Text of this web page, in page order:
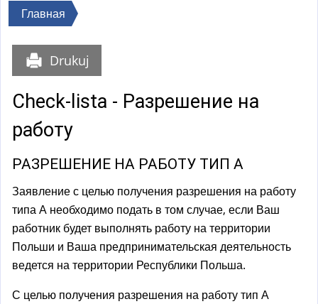
Часто задаваемые вопросы
я
ы
л
к
а
)
ВыГлавная
Drukuj
Check-lista - Разрешение на
работу
РАЗРЕШЕНИЕ НА РАБОТУ ТИП А
Заявление с целью получения разрешения на работу
типа А необходимо подать в том случае, если Ваш
работник будет выполнять работу на территории
Польши и Ваша предпринимательская деятельность
ведется на территории Республики Польша.
С целью получения разрешения на работу тип А